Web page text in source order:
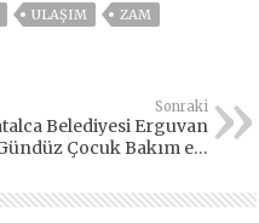
ULAŞIM ZAM
Sonraki
Belediyesi Erguvan
Çocuk Bakım evi